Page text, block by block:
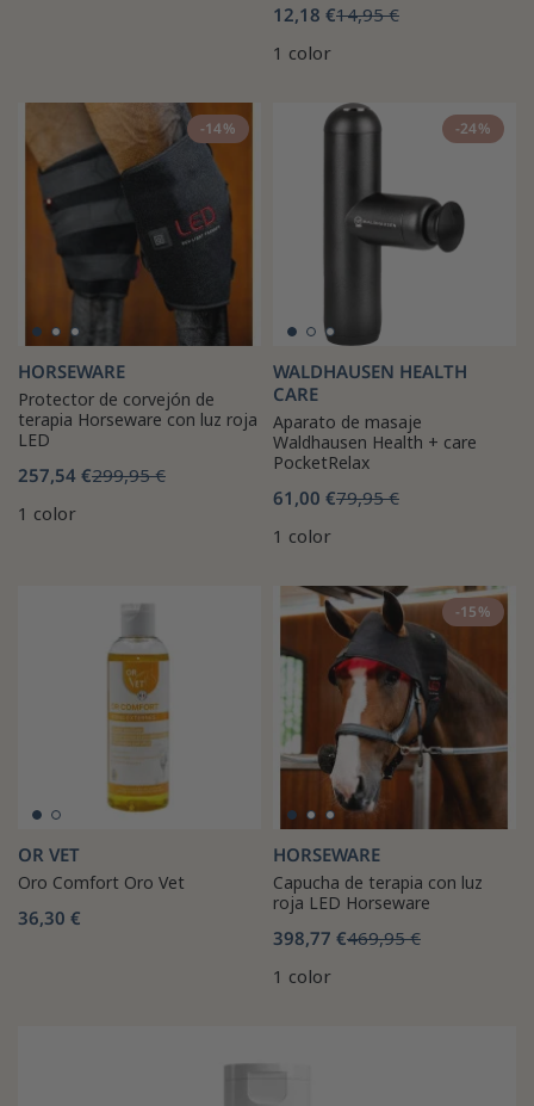
12,18 €14,95 €
1 color
-14%
HORSEWARE
Protector de corvejón de
terapia Horseware con luz roja
LED
257,54 €299,95 €
1 color
-24%
WALDHAUSEN HEALTH
CARE
Aparato de masaje
Waldhausen Health + care
PocketRelax
61,00 €79,95 €
1 color
OR VET
Oro Comfort Oro Vet
36,30 €
-15%
HORSEWARE
Capucha de terapia con luz
roja LED Horseware
398,77 €469,95 €
1 color